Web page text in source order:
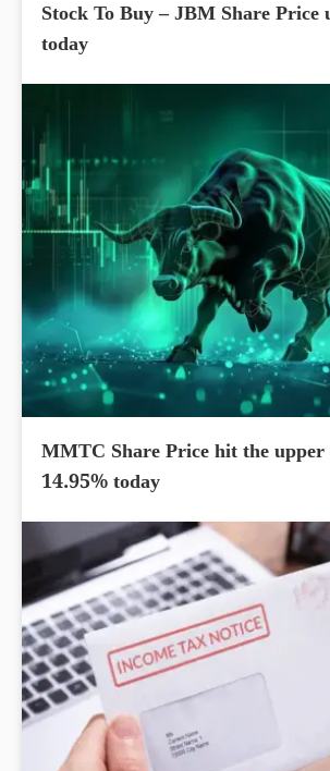
Stock To Buy – JBM Share Price
today
MMTC Share Price hit the
14.95% today